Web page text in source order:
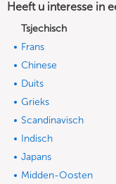
Heeft u interesse in
Tsjechisch
Frans
Chinese
Duits
Grieks
Scandinavisch
Indisch
Japans
Midden-Oosten